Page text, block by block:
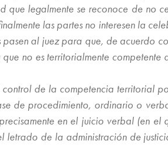
que legalmente se reconoce de no
las partes no interesen la
al juez para que, de acuerdo
no es territorialmente
de la competencia territorial
de procedimiento, ordinario o
en el juicio verbal (en
letrado de la administración de